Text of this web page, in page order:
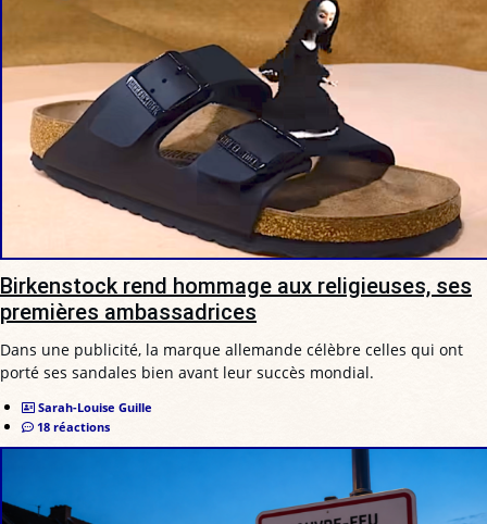
Birkenstock rend hommage aux religieuses, ses
premières ambassadrices
Dans une publicité, la marque allemande célèbre celles qui ont
porté ses sandales bien avant leur succès mondial.
Sarah-Louise Guille
18 réactions